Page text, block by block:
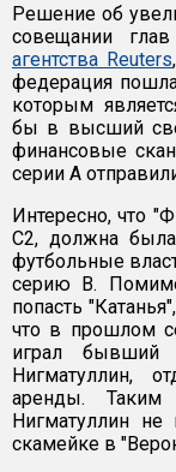
Решение об
совещании
агентства Reuters
федерация
которым
бы в высший
финансовые
серии А
Интересно, что
С2, должна
футбольные
серию В.
попасть
что в прошлом
играл бывший
Нигматуллин,
аренды. Таким
Нигматуллин не
скамейке в